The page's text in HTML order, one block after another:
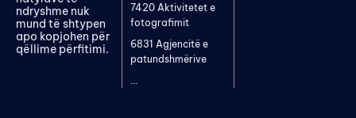
ndryshme nuk
mund të shtypen
apo kopjohen për
qëllime përfitimi.
7420 Aktivitetet e
fotografimit
6831 Agjencitë e
patundshmërive
...